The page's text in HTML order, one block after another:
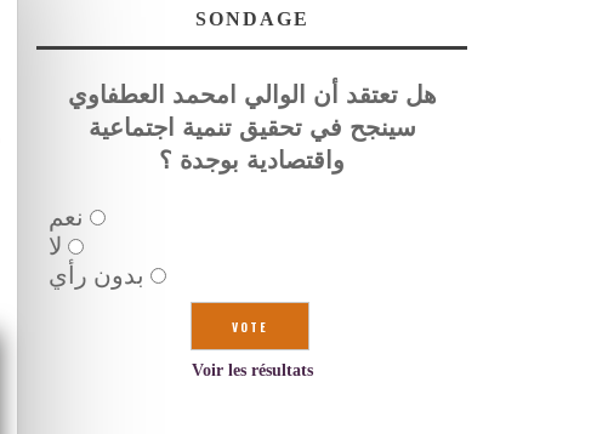
SONDAGE
هل تعتقد أن الوالي امحمد العطفاوي
سينجح في تحقيق تنمية اجتماعية
واقتصادية بوجدة ؟
نعم
لا
بدون رأي
Voir les résultats